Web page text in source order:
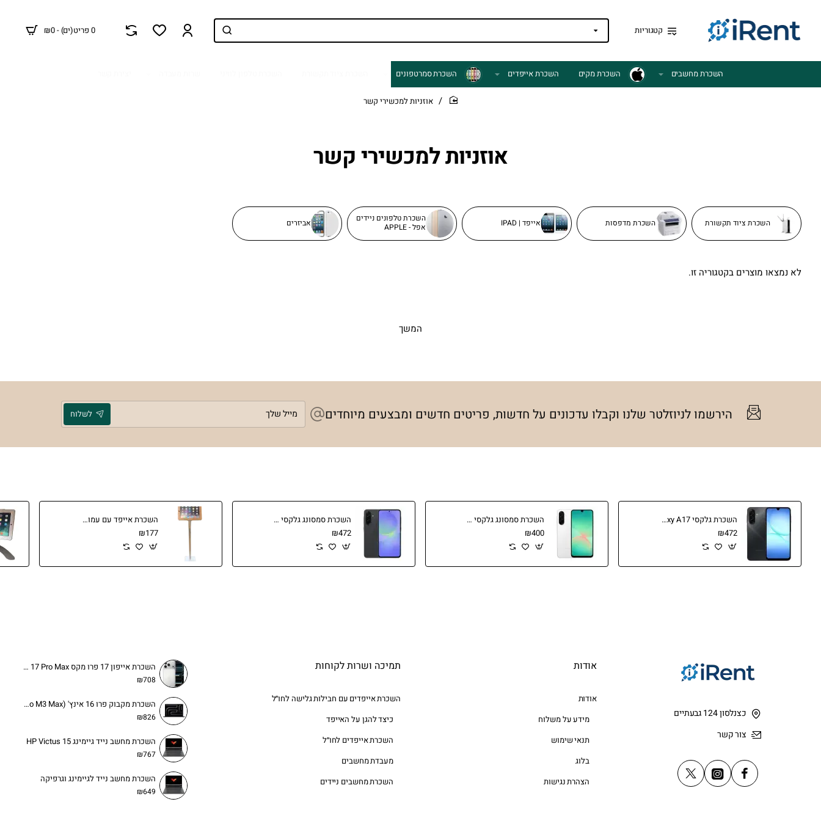
קטגוריות 0 פריט(ים) - ₪0
השכרת מחשבים השכרת מקים השכרת אייפדים השכרת סמרטפונים
אוזניות למכשירי קשר
home
אוזניות למכשירי קשר
השכרת ציוד תקשורת השכרת מדפסות אייפד | IPAD
השכרת טלפונים ניידים
אפל - APPLE
אביזרים
לא נמצאו מוצרים בקטגוריה זו.
המשך
הירשמו לניוזלטר שלנו וקבלו עדכונים על חדשות, פריטים חדשים ומבצעים מיוחדים
מייל
שלך
לשלוח
השכרת גלקסי Samsung Galaxy A17
₪472
השכרת סמסונג גלקסי A26
₪400
השכרת סמסונג גלקסי A36 - השכרת סמארטפונים דור 5
₪472
השכרת אייפד עם עמוד רצפתי ננעל לתערוכות וכנסים
₪177
כצנלסון 124 גבעתיים
צור קשר
אודות
אודות
מידע על משלוח
תנאי שימוש
בלוג
הצהרת נגישות
תמיכה ושרות לקוחות
השכרת אייפדים עם חבילות גלישה לחו״ל
כיצד להגן על האייפד
השכרת אייפדים לחו״ל
מעבדת מחשבים
השכרת מחשבים ניידים
השכרת אייפון 17 פרו מקס iPhone 17 Pro Max
₪708
השכרת מקבוק פרו 16 אינץ' (MacBook Pro M3 Max) לעסקים והפקות
₪826
השכרת מחשב נייד גיימינג HP Victus 15
₪767
השכרת מחשב נייד לגיימינג וגרפיקה
₪649